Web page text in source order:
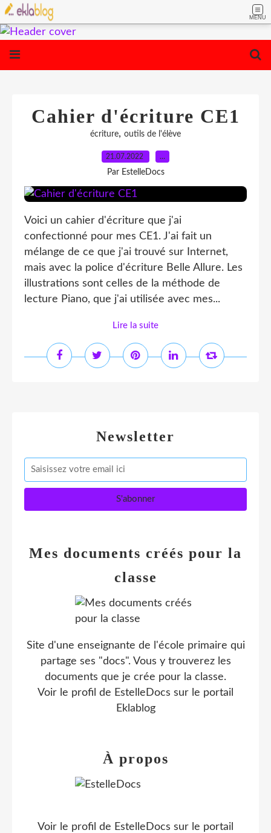
MENU
Cahier d'écriture CE1
écriture, outils de l'élève
21.07.2022 …
Par EstelleDocs
Voici un cahier d'écriture que j'ai
confectionné pour mes CE1. J'ai fait un
mélange de ce que j'ai trouvé sur Internet,
mais avec la police d'écriture Belle Allure. Les
illustrations sont celles de la méthode de
lecture Piano, que j'ai utilisée avec mes...
Lire la suite
Newsletter
Mes documents créés pour la
classe
Site d'une enseignante de l'école primaire qui
partage ses "docs". Vous y trouverez les
documents que je crée pour la classe.
Voir le profil de EstelleDocs sur le portail
Eklablog
À propos
Voir le profil de EstelleDocs sur le portail